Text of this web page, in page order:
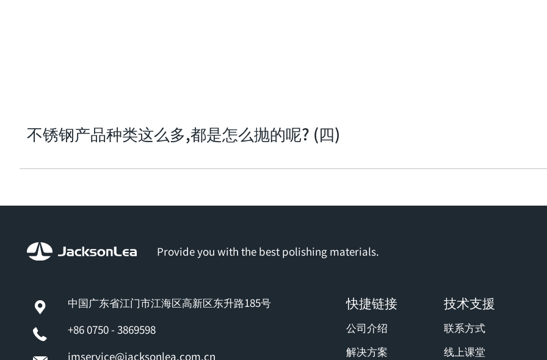
不锈钢产品种类这么多,都是怎么抛的呢? (四)
Provide you with the best polishing materials.
中国广东省江门市江海区高新区东升路185号
+86 0750 - 3869598
jmservice@jacksonlea.com.cn
快捷链接 技术支援
公司介绍
解决方案
联系方式
线上课堂